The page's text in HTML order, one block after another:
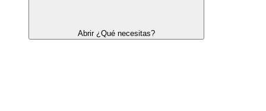
Abrir ¿Qué necesitas?